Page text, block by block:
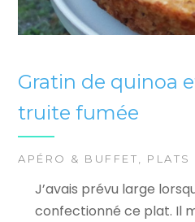
Gratin de quinoa
truite fumée
APÉRO & BUFFET, PLATS
J’avais prévu large
confectionné ce plat. Il